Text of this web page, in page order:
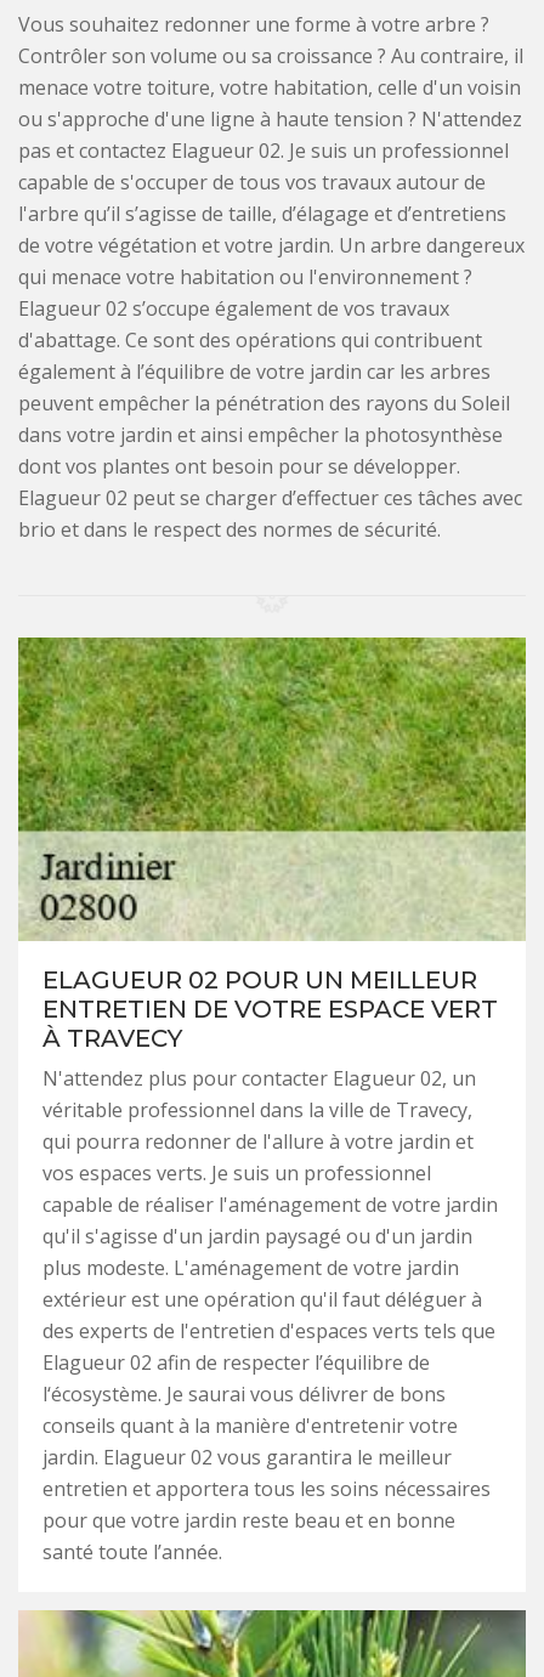
Vous souhaitez redonner une forme à votre arbre ?
Contrôler son volume ou sa croissance ? Au contraire, il
menace votre toiture, votre habitation, celle d'un voisin
ou s'approche d'une ligne à haute tension ? N'attendez
pas et contactez Elagueur 02. Je suis un professionnel
capable de s'occuper de tous vos travaux autour de
l'arbre qu’il s’agisse de taille, d’élagage et d’entretiens
de votre végétation et votre jardin. Un arbre dangereux
qui menace votre habitation ou l'environnement ?
Elagueur 02 s’occupe également de vos travaux
d'abattage. Ce sont des opérations qui contribuent
également à l’équilibre de votre jardin car les arbres
peuvent empêcher la pénétration des rayons du Soleil
dans votre jardin et ainsi empêcher la photosynthèse
dont vos plantes ont besoin pour se développer.
Elagueur 02 peut se charger d’effectuer ces tâches avec
brio et dans le respect des normes de sécurité.
ELAGUEUR 02 POUR UN MEILLEUR
ENTRETIEN DE VOTRE ESPACE VERT
À TRAVECY
N'attendez plus pour contacter Elagueur 02, un
véritable professionnel dans la ville de Travecy,
qui pourra redonner de l'allure à votre jardin et
vos espaces verts. Je suis un professionnel
capable de réaliser l'aménagement de votre jardin
qu'il s'agisse d'un jardin paysagé ou d'un jardin
plus modeste. L'aménagement de votre jardin
extérieur est une opération qu'il faut déléguer à
des experts de l'entretien d'espaces verts tels que
Elagueur 02 afin de respecter l’équilibre de
l‘écosystème. Je saurai vous délivrer de bons
conseils quant à la manière d'entretenir votre
jardin. Elagueur 02 vous garantira le meilleur
entretien et apportera tous les soins nécessaires
pour que votre jardin reste beau et en bonne
santé toute l’année.